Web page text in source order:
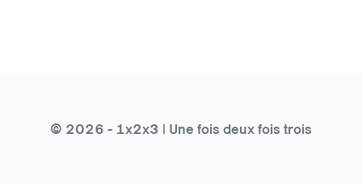
© 2026 - 1x2x3 | Une fois deux fois trois